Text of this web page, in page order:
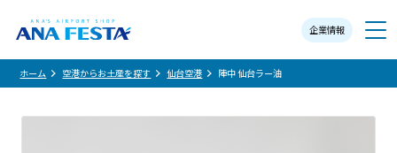
企業情報
メニュー
ホーム 空港からお土産を探す 仙台空港 陣中 仙台ラー油